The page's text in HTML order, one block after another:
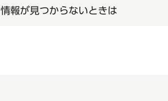
情報が見つからないときは